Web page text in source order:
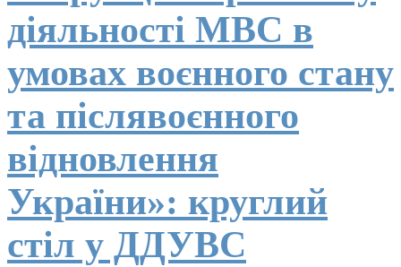
діяльності МВС в
умовах воєнного стану
та післявоєнного
відновлення
України»: круглий
стіл у ДДУВС